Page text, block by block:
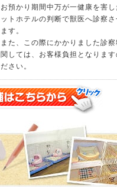
お預かり期間中万が一健康を害
ットホテルの判断で獣医へ診察
ます。
また、この際にかかりました診
関しては、お客様負担となります
ださい。